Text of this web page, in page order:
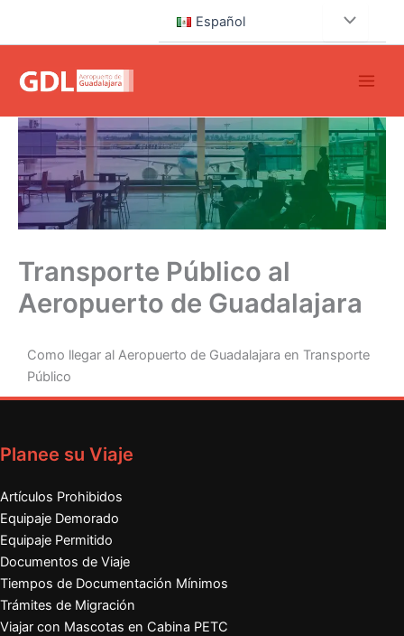
Español
Transporte Público al
Aeropuerto de Guadalajara
Como llegar al Aeropuerto de Guadalajara en Transporte
Público
Planee su Viaje
Artículos Prohibidos
Equipaje Demorado
Equipaje Permitido
Documentos de Viaje
Tiempos de Documentación Mínimos
Trámites de Migración
Viajar con Mascotas en Cabina PETC